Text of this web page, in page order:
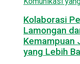
Kolaborasi
Lamongan
Kemampuan
yang Lebih